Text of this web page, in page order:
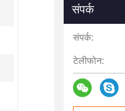
संपर्क
संपर्क:
टेलीफोन: